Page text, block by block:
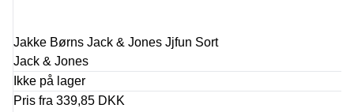
Jakke Børns Jack & Jones Jjfun Sort
Jack & Jones
Ikke på lager
Pris fra 339,85 DKK